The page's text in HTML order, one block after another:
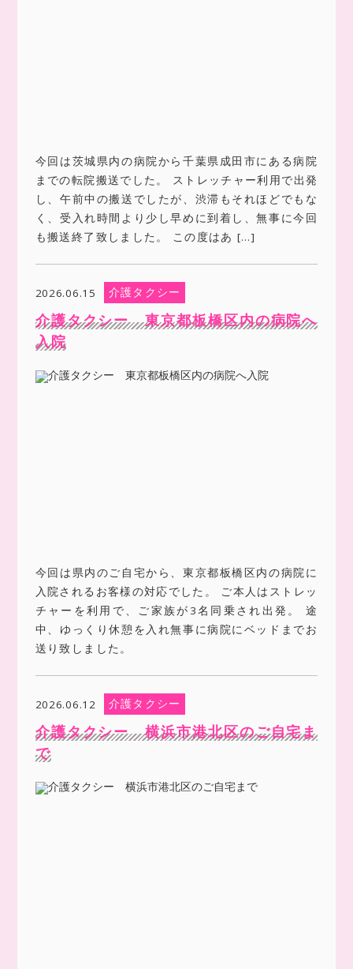
今回は茨城県内の病院から千葉県成田市にある病院
までの転院搬送でした。 ストレッチャー利用で出発
し、午前中の搬送でしたが、渋滞もそれほどでもな
く、受入れ時間より少し早めに到着し、無事に今回
も搬送終了致しました。 この度はあ […]
2026.06.15 介護タクシー
介護タクシー 東京都板橋区内の病院へ
入院
今回は県内のご自宅から、東京都板橋区内の病院に
入院されるお客様の対応でした。 ご本人はストレッ
チャーを利用で、ご家族が3名同乗され出発。 途
中、ゆっくり休憩を入れ無事に病院にベッドまでお
送り致しました。
2026.06.12 介護タクシー
介護タクシー 横浜市港北区のご自宅ま
で